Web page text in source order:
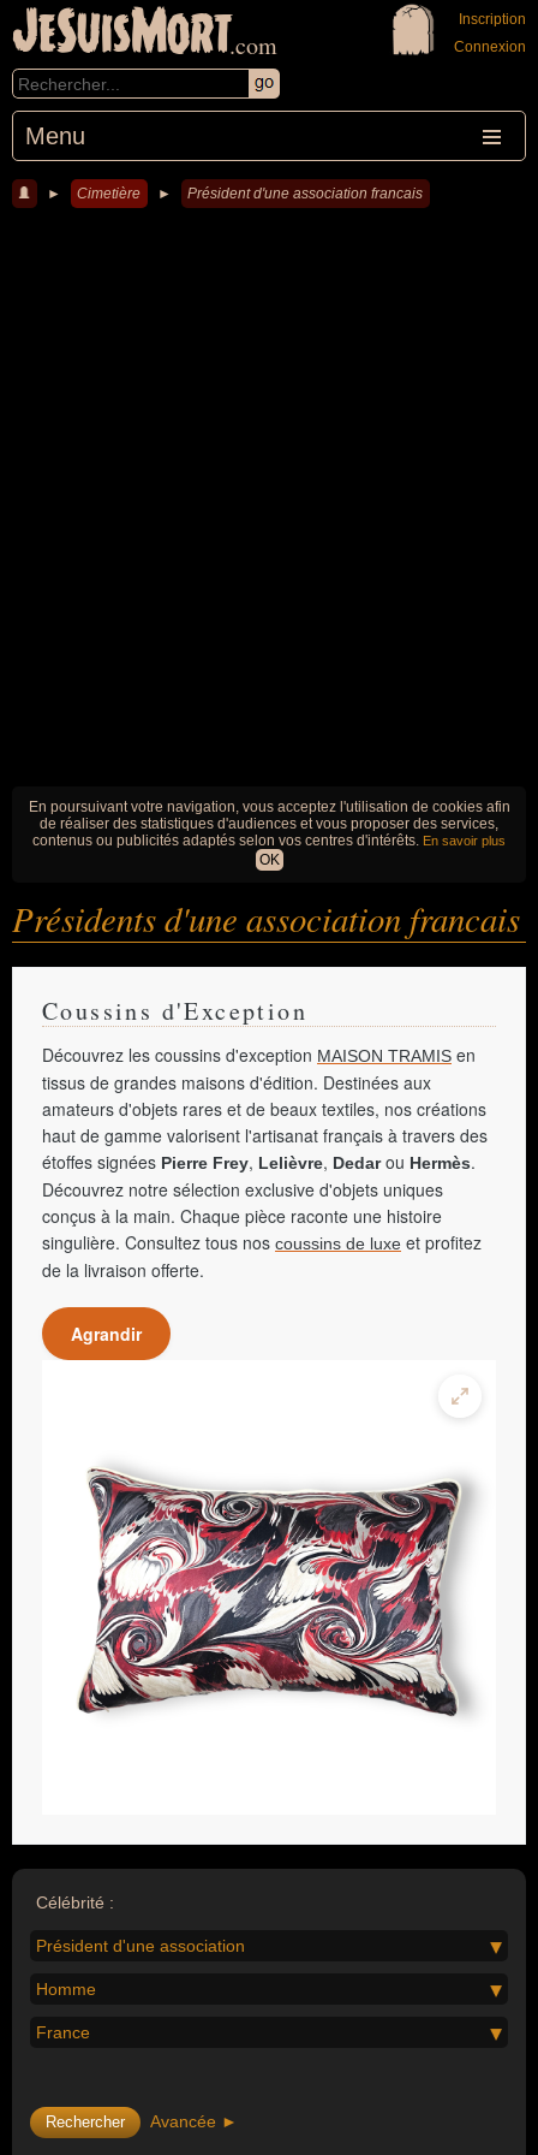
JeSuisMort.com
Menu
Inscription
Connexion
► Cimetière ► Président d'une association francais
En poursuivant votre navigation, vous acceptez l'utilisation de cookies afin
de réaliser des statistiques d'audiences et vous proposer des services,
contenus ou publicités adaptés selon vos centres d'intérêts. En savoir plus
OK
Présidents d'une association francais
Coussins d'Exception
Découvrez les coussins d'exception MAISON TRAMIS en
tissus de grandes maisons d'édition. Destinées aux
amateurs d'objets rares et de beaux textiles, nos créations
haut de gamme valorisent l'artisanat français à travers des
étoffes signées Pierre Frey, Lelièvre, Dedarou Hermès.
Découvrez notre sélection exclusive d'objets uniques
conçus à la main. Chaque pièce raconte une histoire
singulière. Consultez tous nos coussins de luxe et profitez
de la livraison offerte.
Agrandir
Célébrité :
Président d'une association
Homme
France
Avancée ►